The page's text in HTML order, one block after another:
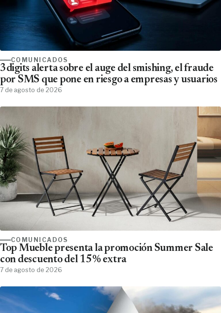
COMUNICADOS
3digits alerta sobre el auge del smishing, el fraude
por SMS que pone en riesgo a empresas y usuarios
7 de agosto de 2026
COMUNICADOS
Top Mueble presenta la promoción Summer Sale
con descuento del 15% extra
7 de agosto de 2026